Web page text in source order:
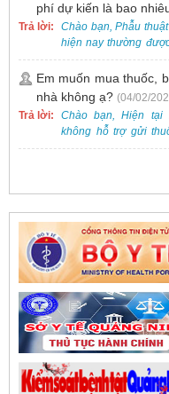
phí dự kiến là bao
Trả lời:
Chào bạn, Phẫu
hiện nay thường
bằng phương pháp
là một kỹ thuật ít xâm
và phổ biến.
Em muốn mua thuốc,
nhà không ạ? (04/02/
Trả lời:
Chào bạn, Hiện tại
không hỗ trợ gửi
Việc cấp phát thuốc
trực tiếp.